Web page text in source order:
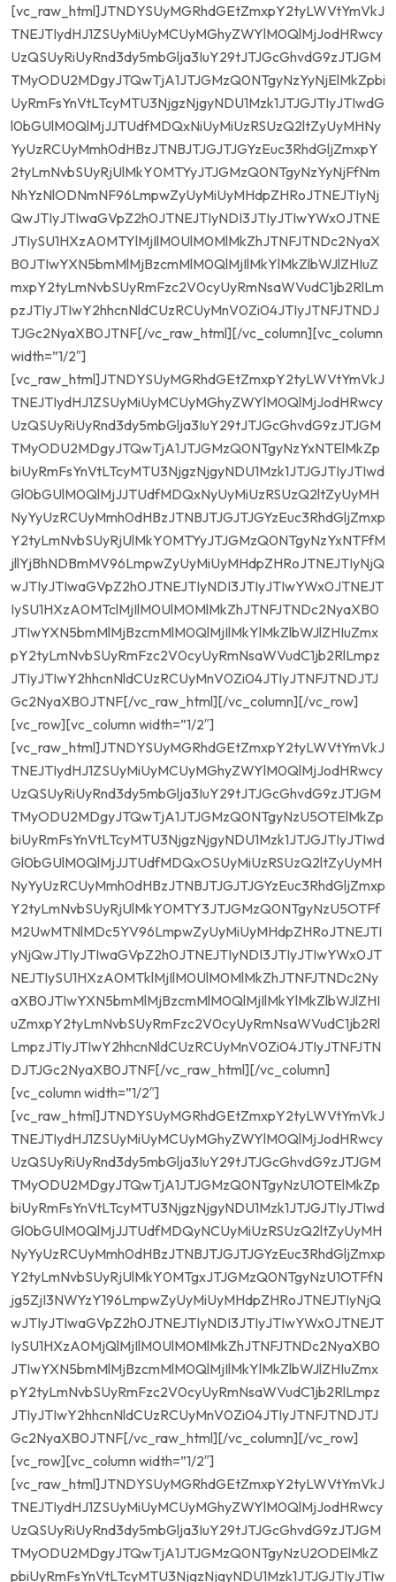
[vc_raw_html]JTNDYSUyMGRhdGEtZmxpY2tyLWVtYmVkJ
TNEJTIydHJ1ZSUyMiUyMCUyMGhyZWYlM0QlMjJodHRwcy
UzQSUyRiUyRnd3dy5mbGlja3IuY29tJTJGcGhvdG9zJTJGM
TMyODU2MDgyJTQwTjA1JTJGMzQ0NTgyNzYyNjElMkZpbi
UyRmFsYnVtLTcyMTU3NjgzNjgyNDU1Mzk1JTJGJTIyJTIwdG
l0bGUlM0QlMjJJTUdfMDQxNiUyMiUzRSUzQ2ltZyUyMHNy
YyUzRCUyMmh0dHBzJTNBJTJGJTJGYzEuc3RhdGljZmxpY
2tyLmNvbSUyRjUlMkY0MTYyJTJGMzQ0NTgyNzYyNjFfNm
NhYzNlODNmNF96LmpwZyUyMiUyMHdpZHRoJTNEJTIyNj
QwJTIyJTIwaGVpZ2h0JTNEJTIyNDI3JTIyJTIwYWx0JTNE
JTIySU1HXzA0MTYlMjIlM0UlM0MlMkZhJTNFJTNDc2NyaX
B0JTIwYXN5bmMlMjBzcmMlM0QlMjIlMkYlMkZlbWJlZHIuZ
mxpY2tyLmNvbSUyRmFzc2V0cyUyRmNsaWVudC1jb2RlLm
pzJTIyJTIwY2hhcnNldCUzRCUyMnV0Zi04JTIyJTNFJTNDJ
TJGc2NyaXB0JTNF[/vc_raw_html][/vc_column][vc_column
width=”1/2″]
[vc_raw_html]JTNDYSUyMGRhdGEtZmxpY2tyLWVtYmVkJ
TNEJTIydHJ1ZSUyMiUyMCUyMGhyZWYlM0QlMjJodHRwcy
UzQSUyRiUyRnd3dy5mbGlja3IuY29tJTJGcGhvdG9zJTJGM
TMyODU2MDgyJTQwTjA1JTJGMzQ0NTgyNzYxNTElMkZp
biUyRmFsYnVtLTcyMTU3NjgzNjgyNDU1Mzk1JTJGJTIyJTIwd
Gl0bGUlM0QlMjJJTUdfMDQxNyUyMiUzRSUzQ2ltZyUyMH
NyYyUzRCUyMmh0dHBzJTNBJTJGJTJGYzEuc3RhdGljZmxp
Y2tyLmNvbSUyRjUlMkY0MTYyJTJGMzQ0NTgyNzYxNTFfM
jllYjBhNDBmMV96LmpwZyUyMiUyMHdpZHRoJTNEJTIyNjQ
wJTIyJTIwaGVpZ2h0JTNEJTIyNDI3JTIyJTIwYWx0JTNEJT
IySU1HXzA0MTclMjIlM0UlM0MlMkZhJTNFJTNDc2NyaXB0
JTIwYXN5bmMlMjBzcmMlM0QlMjIlMkYlMkZlbWJlZHIuZmx
pY2tyLmNvbSUyRmFzc2V0cyUyRmNsaWVudC1jb2RlLmpz
JTIyJTIwY2hhcnNldCUzRCUyMnV0Zi04JTIyJTNFJTNDJTJ
Gc2NyaXB0JTNF[/vc_raw_html][/vc_column][/vc_row]
[vc_row][vc_column width=”1/2″]
[vc_raw_html]JTNDYSUyMGRhdGEtZmxpY2tyLWVtYmVkJ
TNEJTIydHJ1ZSUyMiUyMCUyMGhyZWYlM0QlMjJodHRwcy
UzQSUyRiUyRnd3dy5mbGlja3IuY29tJTJGcGhvdG9zJTJGM
TMyODU2MDgyJTQwTjA1JTJGMzQ0NTgyNzU5OTElMkZp
biUyRmFsYnVtLTcyMTU3NjgzNjgyNDU1Mzk1JTJGJTIyJTIwd
Gl0bGUlM0QlMjJJTUdfMDQxOSUyMiUzRSUzQ2ltZyUyMH
NyYyUzRCUyMmh0dHBzJTNBJTJGJTJGYzEuc3RhdGljZmxp
Y2tyLmNvbSUyRjUlMkY0MTY3JTJGMzQ0NTgyNzU5OTFf
M2UwMTNlMDc5YV96LmpwZyUyMiUyMHdpZHRoJTNEJTI
yNjQwJTIyJTIwaGVpZ2h0JTNEJTIyNDI3JTIyJTIwYWx0JT
NEJTIySU1HXzA0MTklMjIlM0UlM0MlMkZhJTNFJTNDc2Ny
aXB0JTIwYXN5bmMlMjBzcmMlM0QlMjIlMkYlMkZlbWJlZHI
uZmxpY2tyLmNvbSUyRmFzc2V0cyUyRmNsaWVudC1jb2Rl
LmpzJTIyJTIwY2hhcnNldCUzRCUyMnV0Zi04JTIyJTNFJTN
DJTJGc2NyaXB0JTNF[/vc_raw_html][/vc_column]
[vc_column width=”1/2″]
[vc_raw_html]JTNDYSUyMGRhdGEtZmxpY2tyLWVtYmVkJ
TNEJTIydHJ1ZSUyMiUyMCUyMGhyZWYlM0QlMjJodHRwcy
UzQSUyRiUyRnd3dy5mbGlja3IuY29tJTJGcGhvdG9zJTJGM
TMyODU2MDgyJTQwTjA1JTJGMzQ0NTgyNzU1OTElMkZp
biUyRmFsYnVtLTcyMTU3NjgzNjgyNDU1Mzk1JTJGJTIyJTIwd
Gl0bGUlM0QlMjJJTUdfMDQyNCUyMiUzRSUzQ2ltZyUyMH
NyYyUzRCUyMmh0dHBzJTNBJTJGJTJGYzEuc3RhdGljZmxp
Y2tyLmNvbSUyRjUlMkY0MTgxJTJGMzQ0NTgyNzU1OTFfN
jg5ZjI3NWYzY196LmpwZyUyMiUyMHdpZHRoJTNEJTIyNjQ
wJTIyJTIwaGVpZ2h0JTNEJTIyNDI3JTIyJTIwYWx0JTNEJT
IySU1HXzA0MjQlMjIlM0UlM0MlMkZhJTNFJTNDc2NyaXB0
JTIwYXN5bmMlMjBzcmMlM0QlMjIlMkYlMkZlbWJlZHIuZmx
pY2tyLmNvbSUyRmFzc2V0cyUyRmNsaWVudC1jb2RlLmpz
JTIyJTIwY2hhcnNldCUzRCUyMnV0Zi04JTIyJTNFJTNDJTJ
Gc2NyaXB0JTNF[/vc_raw_html][/vc_column][/vc_row]
[vc_row][vc_column width=”1/2″]
[vc_raw_html]JTNDYSUyMGRhdGEtZmxpY2tyLWVtYmVkJ
TNEJTIydHJ1ZSUyMiUyMCUyMGhyZWYlM0QlMjJodHRwcy
UzQSUyRiUyRnd3dy5mbGlja3IuY29tJTJGcGhvdG9zJTJGM
TMyODU2MDgyJTQwTjA1JTJGMzQ0NTgyNzU2ODElMkZ
pbiUyRmFsYnVtLTcyMTU3NjgzNjgyNDU1Mzk1JTJGJTIyJTIw